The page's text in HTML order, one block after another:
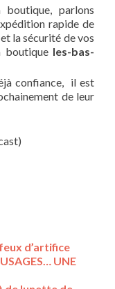
parlons
rapide de
la sécurité de vos
boutique les-bas-
confiance, il est
de leur
d’artifice
UNE